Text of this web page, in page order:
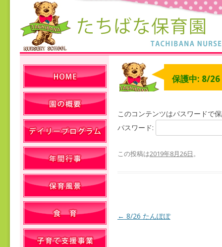
保護中: 8/26
このコンテンツはパスワードで
パスワード:
この投稿は2019年8月26日。
投稿ナビゲーション
← 8/26 たんぽぽ